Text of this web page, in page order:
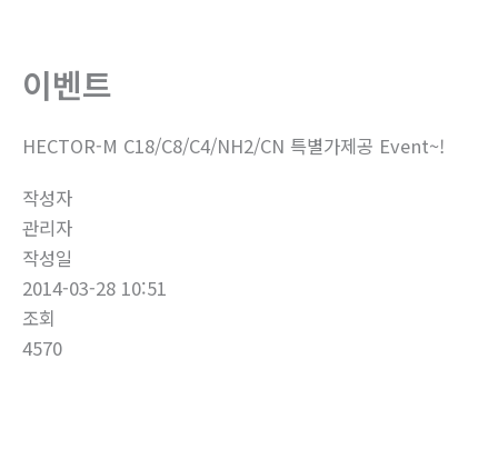
이벤트
HECTOR-M C18/C8/C4/NH2/CN 특별가제공 Event~!
작성자
관리자
작성일
2014-03-28 10:51
조회
4570